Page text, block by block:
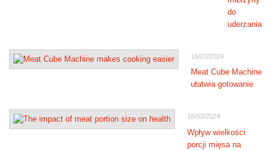
do
uderzania
16/03/2024
Meat Cube Machine
ułatwia gotowanie
16/03/2024
Wpływ wielkości
porcji mięsa na